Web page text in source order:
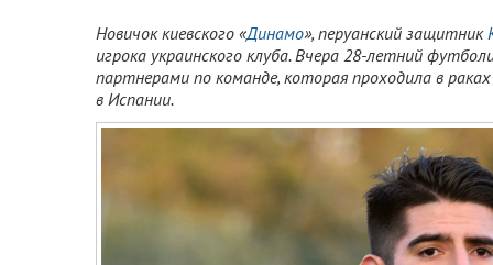
Новичок киевского «Динамо», перуанский защитник
игрока украинского клуба. Вчера 28-летний
партнерами по команде, которая проходила в
в Испании.